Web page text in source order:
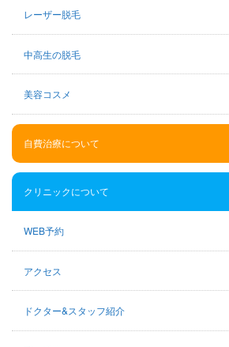
レーザー脱毛
中高生の脱毛
美容コスメ
自費治療について
クリニックについて
WEB予約
アクセス
ドクター&スタッフ紹介